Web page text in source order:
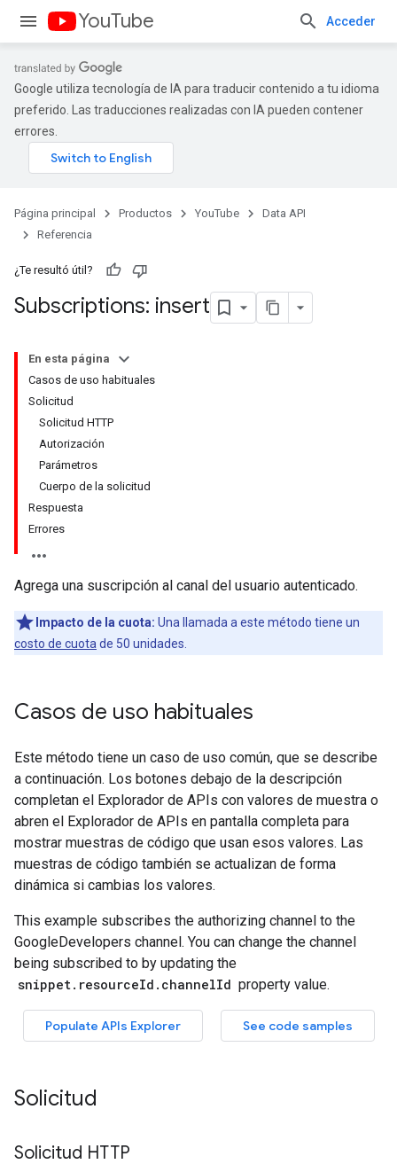
YouTube Acceder
Google utiliza tecnología de IA para traducir contenido a tu idioma
preferido. Las traducciones realizadas con IA pueden contener
errores.
Página principal Productos YouTube
Data API
Referencia
¿Te resultó útil?
Subscriptions: insert
En esta página
Casos de uso habituales
Solicitud
Solicitud HTTP
Autorización
Parámetros
Cuerpo de la solicitud
Respuesta
Errores
Agrega una suscripción al canal del usuario autenticado.
Impacto de la cuota: Una llamada a este método tiene un
costo de cuota de 50 unidades.
Casos de uso habituales
Solicitud
Solicitud HTTP